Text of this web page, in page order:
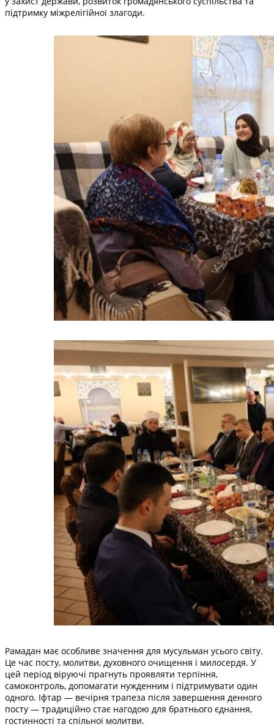
підтримку міжрелігійної злагоди.
Рамадан має особливе значення для мусульман усього світу.
Це час посту, молитви, духовного очищення і милосердя. У
цей період віруючі прагнуть проявляти терпіння,
самоконтроль, допомагати нужденним і підтримувати один
одного. Іфтар — вечірня трапеза після завершення денного
посту — традиційно стає нагодою для братнього єднання,
гостинності та спільної молитви.